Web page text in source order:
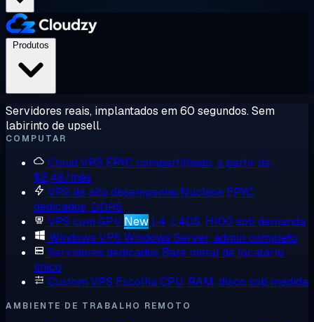
Servidores reais, implantados em 60 segundos. Sem
labirinto de upsell.
COMPUTAR
Cloud VPS EPYC compartilhado, a partir de
$2,48/mês
VPS de alto desempenho Núcleos EPYC
dedicados, DDR5
VPS com GPU New L4, L40S, H100 sob demanda
Windows VPS Windows Server, admin completo
Servidores dedicados Bare metal de locatário
único
Custom VPS Escolha CPU, RAM, disco sob medida
AMBIENTE DE TRABALHO REMOTO